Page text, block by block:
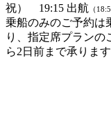
祝） 19:15 出航 （
乗船のみのご予約は
り、指定席プランの
ら2日前まで承ります